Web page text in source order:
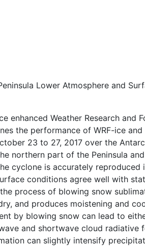
Lower Atmosphere and
Weather Research and
the performance of WRF-ice
23 to 27, 2017 over the
northern part of the Peninsula
cyclone is accurately reproduced
conditions agree well with
process of blowing snow
and produces moistening and
by blowing snow can lead to
and shortwave cloud radiative
can slightly intensify